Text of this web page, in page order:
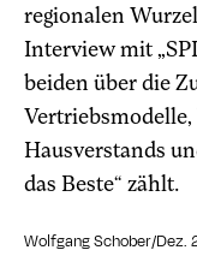
regionalen
Interview mit
beiden über die
Vertriebsmodelle,
Hausverstands
das Beste“ zählt.
Wolfgang Schober/Dez.